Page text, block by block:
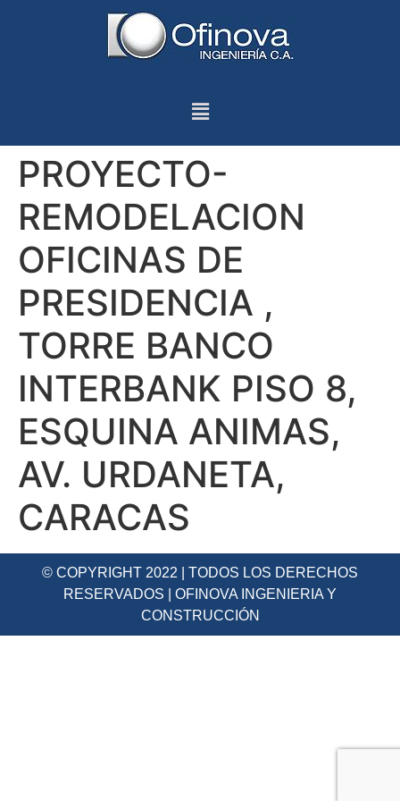
PROYECTO-
REMODELACION
OFICINAS DE
PRESIDENCIA ,
TORRE BANCO
INTERBANK PISO 8,
ESQUINA ANIMAS,
AV. URDANETA,
CARACAS
© COPYRIGHT 2022 | TODOS LOS DERECHOS
RESERVADOS | OFINOVA INGENIERIA Y
CONSTRUCCIÓN